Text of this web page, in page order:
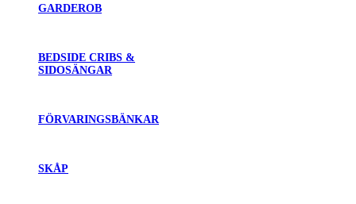
GARDEROB
BEDSIDE CRIBS &
SIDOSÄNGAR
FÖRVARINGSBÄNKAR
SKÅP